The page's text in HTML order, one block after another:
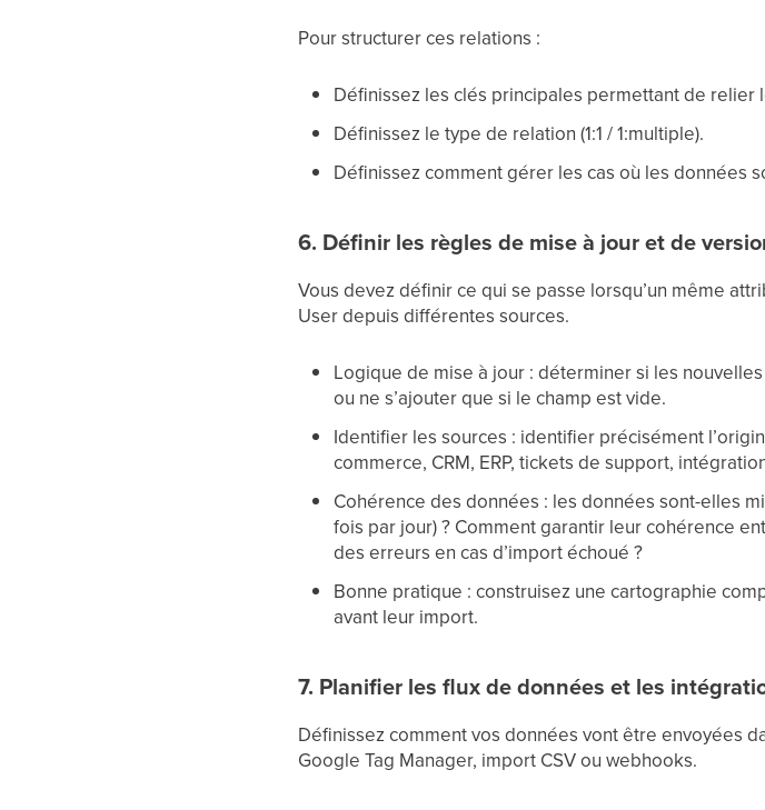
Pour structurer ces relations :
Définissez les clés principales permettant de relier
Définissez le type de relation (1:1 / 1:multiple).
Définissez comment gérer les cas où les données
6. Définir les règles de mise à jour et de
Vous devez définir ce qui se passe lorsqu’un même
User depuis différentes sources.
Logique de mise à jour : déterminer si les
ou ne s’ajouter que si le champ est vide.
Identifier les sources : identifier précisément
commerce, CRM, ERP, tickets de support,
Cohérence des données : les données sont-elles
fois par jour) ? Comment garantir leur cohérence
des erreurs en cas d’import échoué ?
Bonne pratique : construisez une cartographie
avant leur import.
7. Planifier les flux de données et les
Définissez comment vos données vont être envoyées
Google Tag Manager, import CSV ou webhooks.